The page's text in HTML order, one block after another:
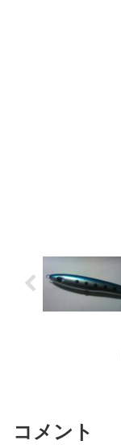
コメント